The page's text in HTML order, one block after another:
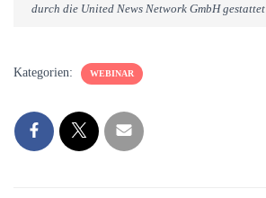
durch die United News Network GmbH gestattet
Kategorien: WEBINAR